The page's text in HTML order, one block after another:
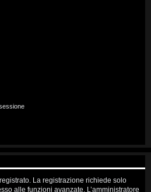
La registrazione richiede solo
alle funzioni avanzate. L’amministratore